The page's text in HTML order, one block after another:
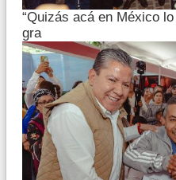
“Quizás acá en México
gra